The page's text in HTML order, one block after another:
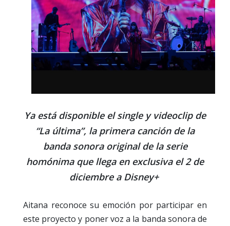
Ya está disponible el single y videoclip de
“La última”, la primera canción de la
banda sonora original de la serie
homónima que llega en exclusiva el 2 de
diciembre a Disney+
Aitana reconoce su emoción por participar en
este proyecto y poner voz a la banda sonora de